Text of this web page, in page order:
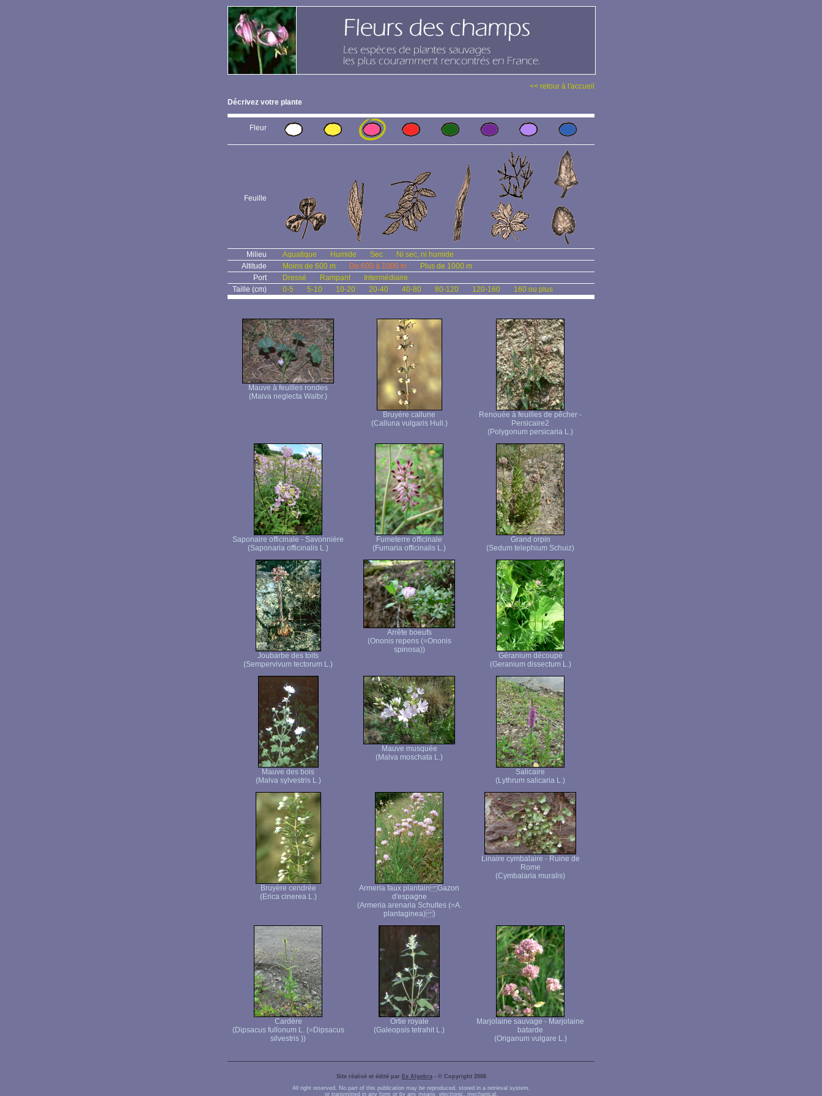
<< retour à l'accueil
Décrivez votre plante
Fleur
Feuille
Milieu Aquatique Humide Sec
Ni sec, ni humide
Altitude
Moins de 600 m De 600 à 1000 m
Plus de 1000 m
Port
Dressé Rampant
Intermédiaire
Taille (cm)
0-5 5-10 10-20 20-40 40-80 80-120 120-160 160 ou plus
Mauve à feuilles rondes
(Malva neglecta Walbr.)
Bruyère callune
(Calluna vulgaris Hull.)
Renouée à feuilles de pêcher -
Persicaire2
(Polygonum persicaria L.)
Saponaire officinale - Savonnière
(Saponaria officinalis L.)
Fumeterre officinale
(Fumaria officinalis L.)
Grand orpin
(Sedum telephium Schuiz)
Joubarbe des toits
(Sempervivum tectorum L.)
Arrête boeufs
(Ononis repens (=Ononis
spinosa))
Géranium découpé
(Geranium dissectum L.)
Mauve des bois
(Malva sylvestris L.)
Mauve musquée
(Malva moschata L.)
Salicaire
(Lythrum salicaria L.)
Bruyère cendrée
(Erica cinerea L.)
Armeria faux plantain Gazon
d'espagne
(Armeria arenaria Schultes (=A.
plantaginea) )
Linaire cymbalaire - Ruine de
Rome
(Cymbalaria muralis)
Cardère
(Dipsacus fullonum L. (=Dipsacus
silvestris ))
Ortie royale
(Galeopsis tetrahit L.)
Marjolaine sauvage - Marjolaine
batarde
(Origanum vulgare L.)
Site réalisé et édité par Ex Algebra- © Copyright 2008
All right reserved. No part of this publication may be reproduced, stored in a retrieval system,
or transmitted in any form or by any means, electronic, mechanical,